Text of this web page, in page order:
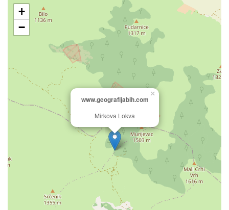
www.geografijabih.com
Mirkova Lokva
×
+
−